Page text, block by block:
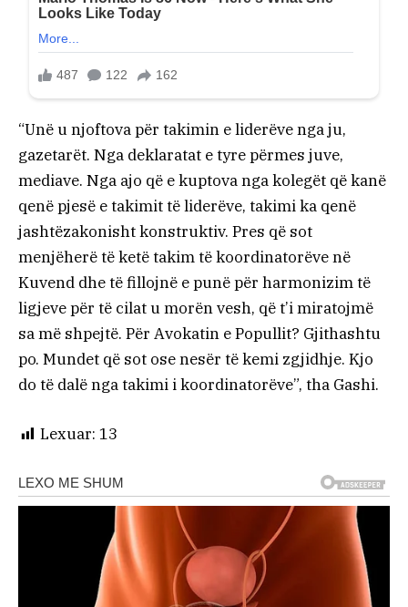
“Unë u njoftova për takimin e liderëve nga ju,
gazetarët. Nga deklaratat e tyre përmes juve,
mediave. Nga ajo që e kuptova nga kolegët që kanë
qenë pjesë e takimit të liderëve, takimi ka qenë
jashtëzakonisht konstruktiv. Pres që sot
menjëherë të ketë takim të koordinatorëve në
Kuvend dhe të fillojnë e punë për harmonizim të
ligjeve për të cilat u morën vesh, që t’i miratojmë
sa më shpejtë. Për Avokatin e Popullit? Gjithashtu
po. Mundet që sot ose nesër të kemi zgjidhje. Kjo
do të dalë nga takimi i koordinatorëve”, tha Gashi.
Lexuar: 13